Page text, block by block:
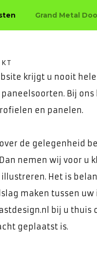
Grand Metal
specialist
krijgt u nooit
Bij
en panelen.
de gelegenheid
nemen wij voor u
Het is
maken tussen
bij u thuis
geplaatst is.